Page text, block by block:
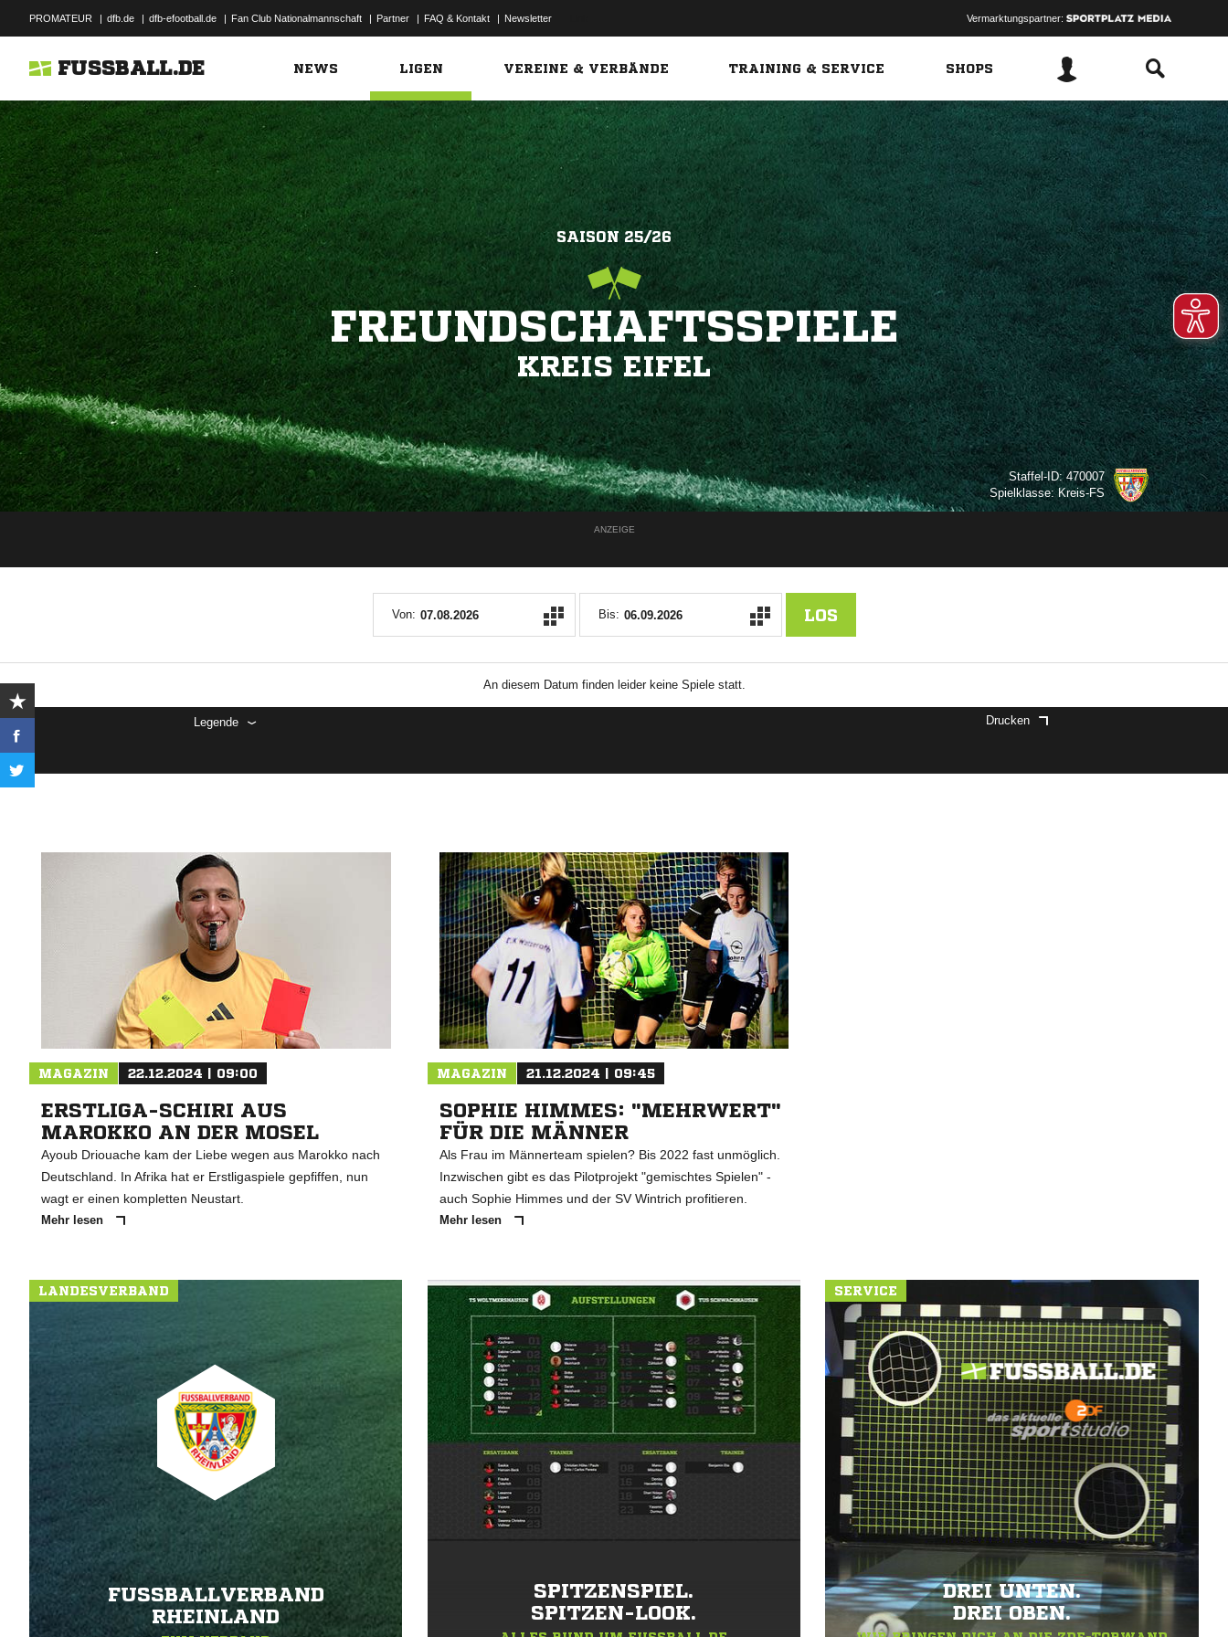
PROMATEUR | dfb.de | dfb-efootball.de | Fan Club Nationalmannschaft | Partner | FAQ & Kontakt | Newsletter Vermarktungspartner:
FUSSBALL.DE NEWS LIGEN VEREINE & VERBÄNDE TRAINING & SERVICE SHOPS
SAISON 25/26
FREUNDSCHAFTSSPIELE
KREIS EIFEL
Staffel-ID: 470007
Spielklasse: Kreis-FS
ANZEIGE
Von: Bis: LOS
An diesem Datum finden leider keine Spiele statt.
Legende Drucken
MAGAZIN 22.12.2024 | 09:00
ERSTLIGA-SCHIRI AUS
MAROKKO AN DER MOSEL
Ayoub Driouache kam der Liebe wegen aus Marokko nach
Deutschland. In Afrika hat er Erstligaspiele gepfiffen, nun
wagt er einen kompletten Neustart.
Mehr lesen
MAGAZIN 21.12.2024 | 09:45
SOPHIE HIMMES: "MEHRWERT"
FÜR DIE MÄNNER
Als Frau im Männerteam spielen? Bis 2022 fast unmöglich.
Inzwischen gibt es das Pilotprojekt "gemischtes Spielen" -
auch Sophie Himmes und der SV Wintrich profitieren.
Mehr lesen
LANDESVERBAND
FUSSBALLVERBAND R
HEINLAND
SPITZENSPIEL.
SPITZEN-LOOK.
SERVICE
DREI UNTEN.
DREI OBEN.